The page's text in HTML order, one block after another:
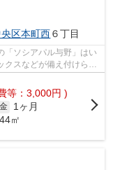
区本町西６丁目
「ソシアパル与野」はい
スなどが備え付けられ
等：3,000円 )
1ヶ月
㎡